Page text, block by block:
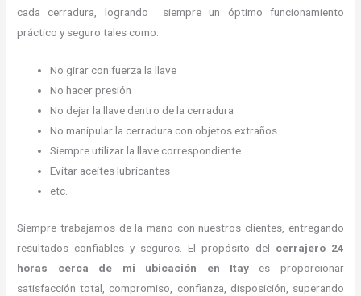
cada cerradura, logrando siempre un óptimo funcionamiento
práctico y seguro tales como:
No girar con fuerza la llave
No hacer presión
No dejar la llave dentro de la cerradura
No manipular la cerradura con objetos extraños
Siempre utilizar la llave correspondiente
Evitar aceites lubricantes
etc.
Siempre trabajamos de la mano con nuestros clientes, entregando
resultados confiables y seguros. El propósito del cerrajero 24
horas cerca de mi ubicación en Itay es proporcionar
satisfacción total, compromiso, confianza, disposición, superando